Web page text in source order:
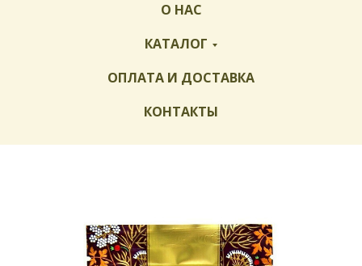
О НАС
КАТАЛОГ
ОПЛАТА И ДОСТАВКА
КОНТАКТЫ